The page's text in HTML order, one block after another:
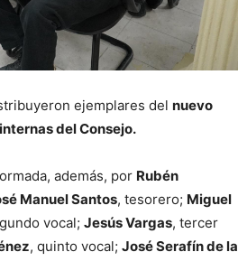
ejemplares del nuevo
del Consejo.
además, por Rubén
Manuel Santos, tesorero; Miguel
vocal; Jesús Vargas, tercer
, quinto vocal; José Serafín de la